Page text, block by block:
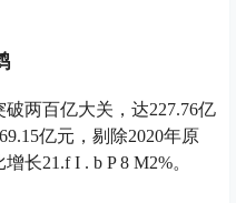
两百亿大关，达227.76亿
亿元，剔除2020年原
长21.f I . b P 8 M2%。